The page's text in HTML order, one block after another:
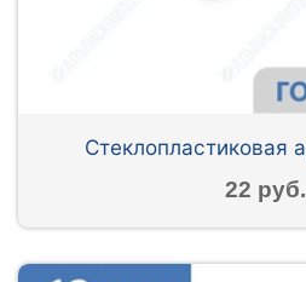
Стеклопластиковая
22